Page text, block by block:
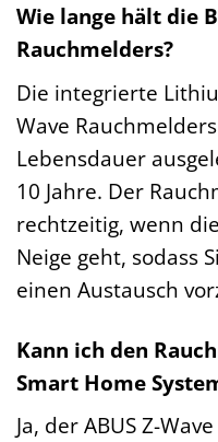
Wie lange hält die
Rauchmelders?
Die integrierte
Wave
Lebensdauer
10 Jahre. Der
rechtzeitig, wenn
Neige geht, sodass
einen Austausch
Kann ich den
Smart Home
Ja, der ABUS Z-